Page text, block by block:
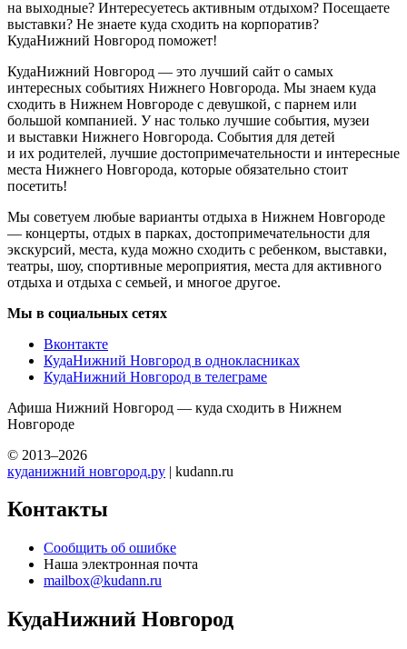
на выходные? Интересуетесь активным отдыхом? Посещаете
выставки? Не знаете куда сходить на корпоратив?
КудаНижний Новгород поможет!
КудаНижний Новгород — это лучший сайт о самых
интересных событиях Нижнего Новгорода. Мы знаем куда
сходить в Нижнем Новгороде с девушкой, с парнем или
большой компанией. У нас только лучшие события, музеи
и выставки Нижнего Новгорода. События для детей
и их родителей, лучшие достопримечательности и интересные
места Нижнего Новгорода, которые обязательно стоит
посетить!
Мы советуем любые варианты отдыха в Нижнем Новгороде
— концерты, отдых в парках, достопримечательности для
экскурсий, места, куда можно сходить с ребенком, выставки,
театры, шоу, спортивные мероприятия, места для активного
отдыха и отдыха с семьей, и многое другое.
Мы в социальных сетях
Вконтакте
КудаНижний Новгород в однокласниках
КудаНижний Новгород в телеграме
Афиша Нижний Новгород — куда сходить в Нижнем
Новгороде
© 2013–2026
куданижний новгород.ру | kudann.ru
Контакты
Сообщить об ошибке
Наша электронная почта
mailbox@kudann.ru
КудаНижний Новгород